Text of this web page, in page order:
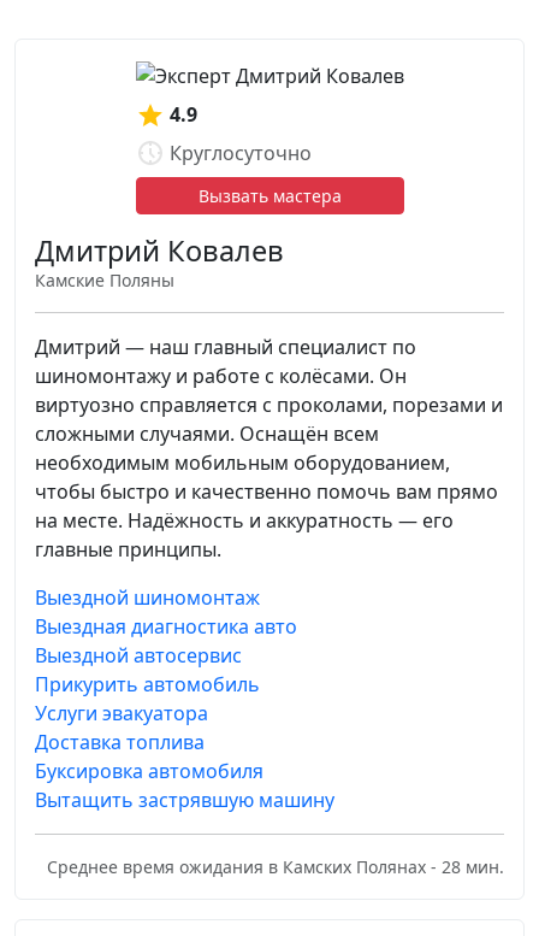
4.9
Круглосуточно
Вызвать мастера
Дмитрий Ковалев
Камские Поляны
Дмитрий — наш главный специалист по
шиномонтажу и работе с колёсами. Он
виртуозно справляется с проколами, порезами и
сложными случаями. Оснащён всем
необходимым мобильным оборудованием,
чтобы быстро и качественно помочь вам прямо
на месте. Надёжность и аккуратность — его
главные принципы.
Выездной шиномонтаж
Выездная диагностика авто
Выездной автосервис
Прикурить автомобиль
Услуги эвакуатора
Доставка топлива
Буксировка автомобиля
Вытащить застрявшую машину
Среднее время ожидания в Камских Полянах - 28 мин.